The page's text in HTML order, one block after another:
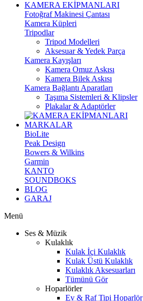
KAMERA EKİPMANLARI
Fotoğraf Makinesi Çantası
Kamera Küpleri
Tripodlar
Tripod Modelleri
Aksesuar & Yedek Parça
Kamera Kayışları
Kamera Omuz Askısı
Kamera Bilek Askısı
Kamera Bağlantı Aparatları
Taşıma Sistemleri & Klipsler
Plakalar & Adaptörler
MARKALAR
BioLite
Peak Design
Bowers & Wilkins
Garmin
KANTO
SOUNDBOKS
BLOG
GARAJ
Menü
Ses & Müzik
Kulaklık
Kulak İçi Kulaklık
Kulak Üstü Kulaklık
Kulaklık Aksesuarları
Tümünü Gör
Hoparlörler
Ev & Raf Tipi Hoparlör